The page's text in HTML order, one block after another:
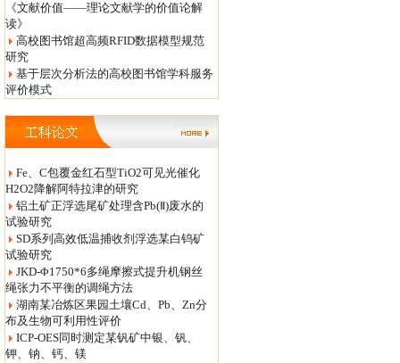
《文献价值——理论文献学的价值论解
读》
高校图书馆超高频RFID数据模型规范
研究
基于层次分析法的高校图书馆学科服务
评价模式
Fe、C包覆金红石型TiO2可见光催化
H2O2降解阿特拉津的研究
铝土矿正浮选尾矿处理含Pb(Ⅱ)废水的
试验研究
SD系列高效低温捕收剂浮选某白钨矿
试验研究
JKD-Φ1750*6多绳摩擦式提升机钢丝
绳张力不平衡的调绳方法
湖南某冶炼区果园土壤Cd、Pb、Zn分
布及生物可利用性评价
ICP-OES同时测定某钒矿中银、钒、
钾、钠、钙、镁